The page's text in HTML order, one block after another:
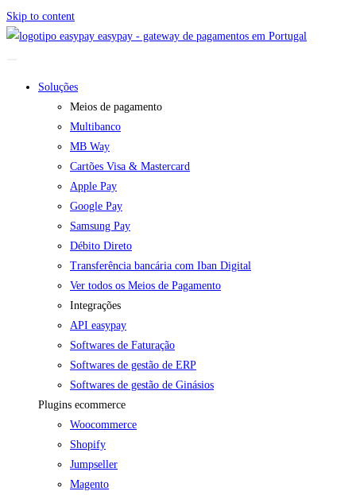
Skip to content
easypay - gateway de pagamentos em Portugal
Soluções
Meios de pagamento
Multibanco
MB Way
Cartões Visa & Mastercard
Apple Pay
Google Pay
Samsung Pay
Débito Direto
Transferência bancária com Iban Digital
Ver todos os Meios de Pagamento
Integrações
API easypay
Softwares de Faturação
Softwares de gestão de ERP
Softwares de gestão de Ginásios
Plugins ecommerce
Woocommerce
Shopify
Jumpseller
Magento